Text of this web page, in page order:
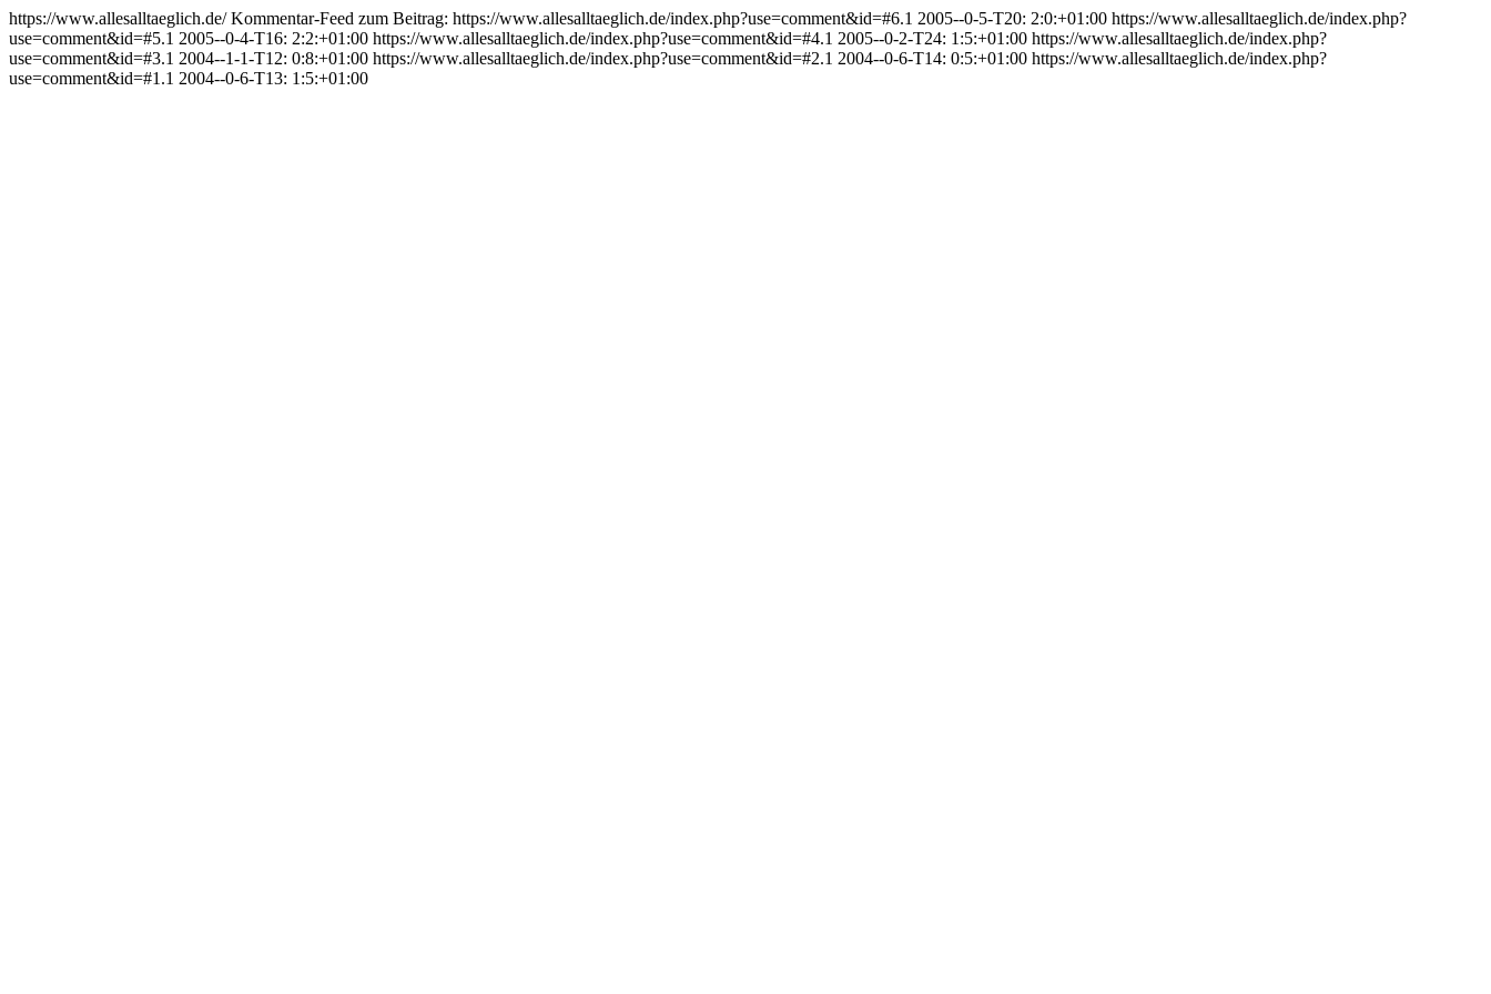
https://www.allesalltaeglich.de/Kommentar-Feed zum Beitrag: https://www.allesalltaeglich.de/index.php?use=comment&id=#6.1 2005--0-5-T20: 2:0:+01:00 https://www.allesalltaeglich.de/index.php?
use=comment&id=#5.1 2005--0-4-T16: 2:2:+01:00 https://www.allesalltaeglich.de/index.php?use=comment&id=#4.1 2005--0-2-T24: 1:5:+01:00 https://www.allesalltaeglich.de/index.php?
use=comment&id=#3.1 2004--1-1-T12: 0:8:+01:00 https://www.allesalltaeglich.de/index.php?use=comment&id=#2.1 2004--0-6-T14: 0:5:+01:00 https://www.allesalltaeglich.de/index.php?
use=comment&id=#1.1 2004--0-6-T13: 1:5:+01:00